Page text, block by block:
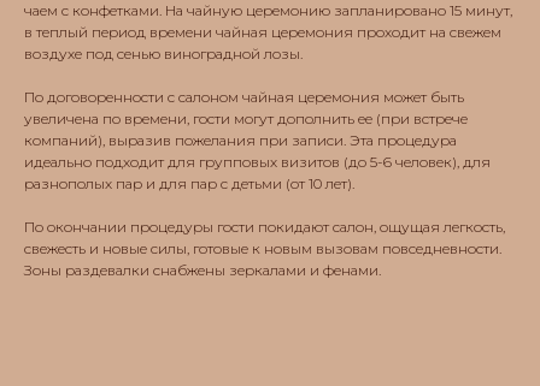
чаем с конфетками. На чайную церемонию запланировано 15 минут,
в теплый период времени чайная церемония проходит на свежем
воздухе под сенью виноградной лозы.
По договоренности с салоном чайная церемония может быть
увеличена по времени, гости могут дополнить ее (при встрече
компаний), выразив пожелания при записи. Эта процедура
идеально подходит для групповых визитов (до 5-6 человек), для
разнополых пар и для пар с детьми (от 10 лет).
По окончании процедуры гости покидают салон, ощущая легкость,
свежесть и новые силы, готовые к новым вызовам повседневности.
Зоны раздевалки снабжены зеркалами и фенами.
Спа салон
Массаж
Массажный салон
Спа процедуры
Публичная оферта
Пилинг
Подарочные
сертификаты
Услуги